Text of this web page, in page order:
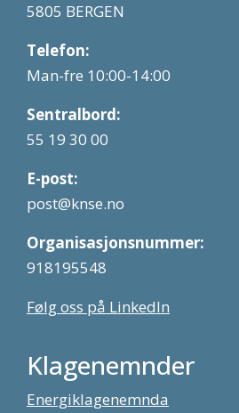
5805 BERGEN
Telefon:
Man-fre 10:00-14:00
Sentralbord:
55 19 30 00
E-post:
post@knse.no
Organisasjonsnummer:
918195548
Følg oss på LinkedIn
Klagenemnder
Energiklagenemnda